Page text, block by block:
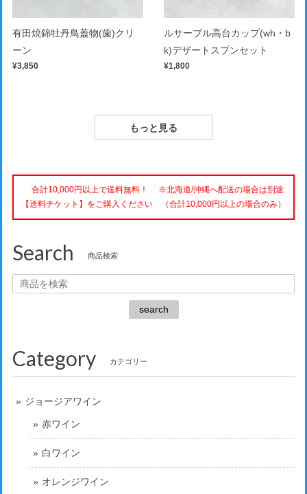
有田焼錦牡丹鳥蓋物(歯)クリ
ーン
¥3,850
ルサーブル高台カップ(wh・b
k)デザートスプンセット
¥1,800
もっと見る
合計10,000円以上で送料無料！ ※北海道/沖縄へ配送の場合は別途
【送料チケット】をご購入ください （合計10,000円以上の場合のみ）
Search 商品検索
search
Category カテゴリー
ジョージアワイン
赤ワイン
白ワイン
オレンジワイン